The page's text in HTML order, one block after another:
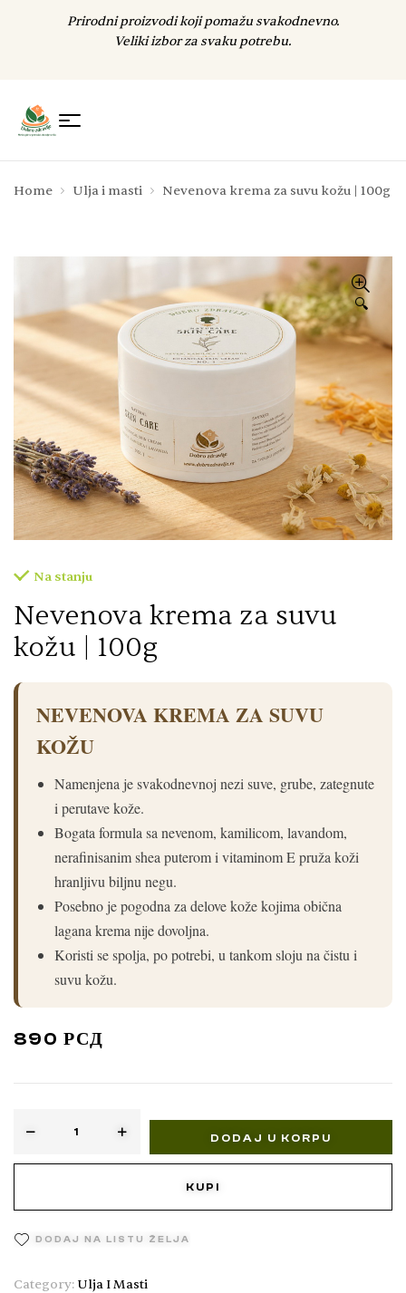
Prirodni proizvodi koji pomažu svakodnevno.
Veliki izbor za svaku potrebu.
Home Ulja i masti Nevenova krema za suvu kožu | 100g
🔍
Na stanju
Nevenova krema za suvu
kožu | 100g
NEVENOVA KREMA ZA SUVU
KOŽU
Namenjena je svakodnevnoj nezi suve, grube, zategnute
i perutave kože.
Bogata formula sa nevenom, kamilicom, lavandom,
nerafinisanim shea puterom i vitaminom E pruža koži
hranljivu biljnu negu.
Posebno je pogodna za delove kože kojima obična
lagana krema nije dovoljna.
Koristi se spolja, po potrebi, u tankom sloju na čistu i
suvu kožu.
890 РСД
DODAJ U KORPU
KUPI
DODAJ NA LISTU ŽELJA
Category: Ulja I Masti